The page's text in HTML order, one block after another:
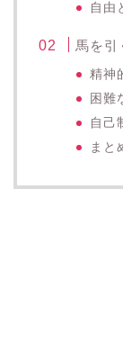
自由
馬を引
精神
困難
自己
まと